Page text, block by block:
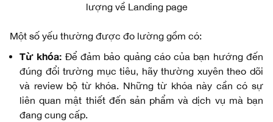
lượng về Landing page
Một số yếu thường được đo lường gồm có:
Từ khóa: Để đảm bảo quảng cáo của bạn hướng đến
đúng đổi trường mục tiêu, hãy thường xuyên theo dõi
và review bộ từ khóa. Những từ khóa này cần có sự
liên quan mật thiết đến sản phẩm và dịch vụ mà bạn
đang cung cấp.